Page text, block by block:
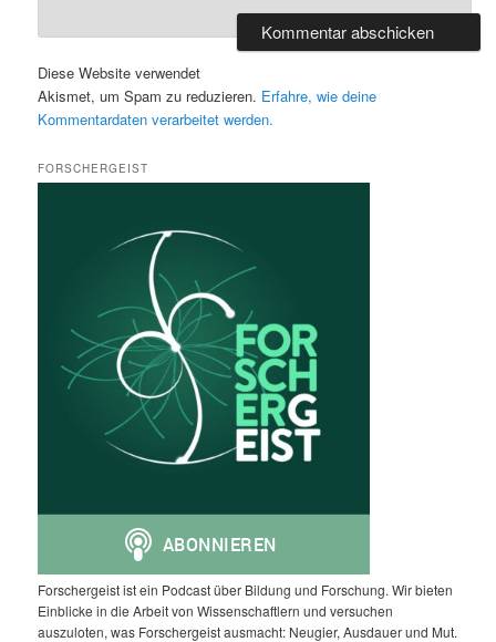
Diese Website verwendet
Akismet, um Spam zu reduzieren. Erfahre, wie deine
Kommentardaten verarbeitet werden.
FORSCHERGEIST
Forschergeist ist ein Podcast über Bildung und Forschung. Wir bieten
Einblicke in die Arbeit von Wissenschaftlern und versuchen
auszuloten, was Forschergeist ausmacht: Neugier, Ausdauer und Mut.